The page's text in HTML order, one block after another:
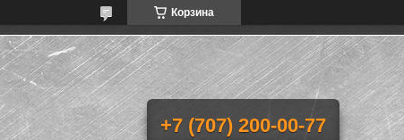
Корзина
+7 (707) 200-00-77